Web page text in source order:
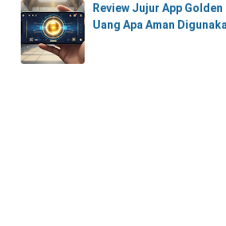
Review Jujur App Golden
Uang Apa Aman